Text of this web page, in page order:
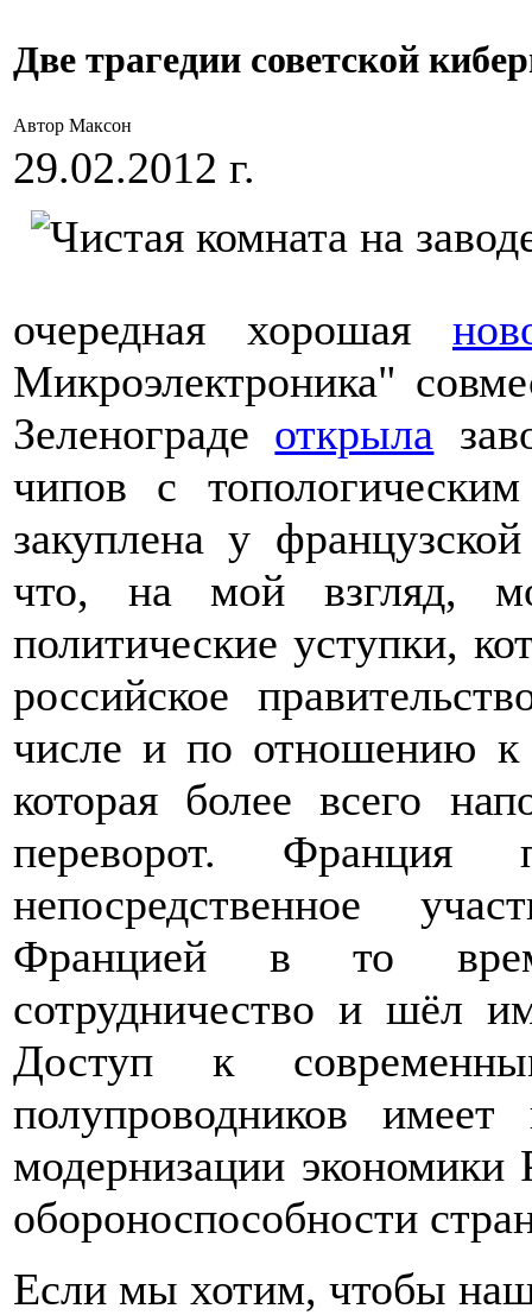
Две трагедии советской
Автор Максон
29.02.2012 г.
очередная хорошая
Микроэлектроника"
Зеленограде открыла
чипов с
закуплена у
что, на мой взгляд,
политические уступки,
российское
числе и по отношению к
которая более всего
переворот.
непосредственное
Францией в то
сотрудничество и шёл
Доступ к
полупроводников имеет
модернизации
обороноспособности
Если мы хотим, чтобы